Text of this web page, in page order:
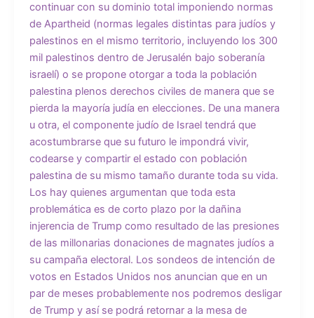
continuar con su dominio total imponiendo normas
de Apartheid (normas legales distintas para judíos y
palestinos en el mismo territorio, incluyendo los 300
mil palestinos dentro de Jerusalén bajo soberanía
israelí) o se propone otorgar a toda la población
palestina plenos derechos civiles de manera que se
pierda la mayoría judía en elecciones. De una manera
u otra, el componente judío de Israel tendrá que
acostumbrarse que su futuro le impondrá vivir,
codearse y compartir el estado con población
palestina de su mismo tamaño durante toda su vida.
Los hay quienes argumentan que toda esta
problemática es de corto plazo por la dañina
injerencia de Trump como resultado de las presiones
de las millonarias donaciones de magnates judíos a
su campaña electoral. Los sondeos de intención de
votos en Estados Unidos nos anuncian que en un
par de meses probablemente nos podremos desligar
de Trump y así se podrá retornar a la mesa de